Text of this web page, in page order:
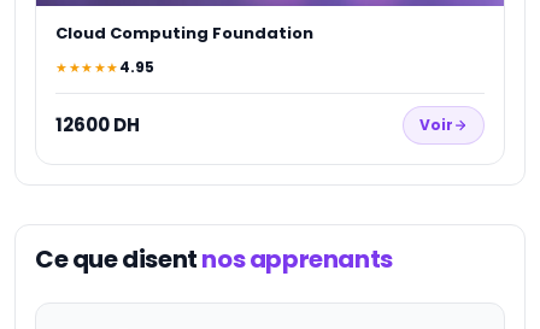
Cloud Computing Foundation
★★★★★4.95
12600 DH Voir
Ce que disentnos apprenants